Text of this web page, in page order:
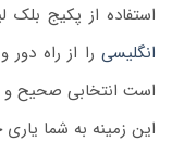
استفاده از پکیج
انگلیسی را از راه
است انتخابی صحیح و
این زمینه به شما